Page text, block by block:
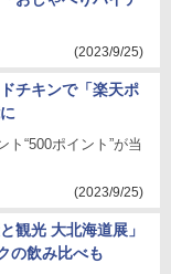
(2023/9/25)
チキンで「楽天ポ
“500ポイント”が当
(2023/9/25)
観光 大北海道展」
の飲み比べも